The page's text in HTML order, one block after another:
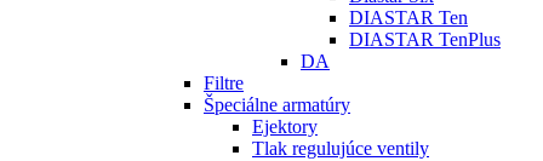
DIASTAR Ten
DIASTAR TenPlus
DA
Filtre
Špeciálne armatúry
Ejektory
Tlak regulujúce ventily